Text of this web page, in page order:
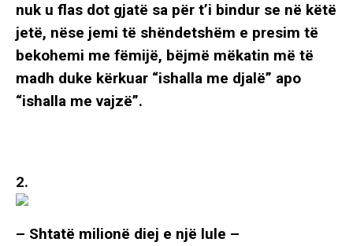
nuk u flas dot gjatë sa për t’i bindur se në këtë
jetë, nëse jemi të shëndetshëm e presim të
bekohemi me fëmijë, bëjmë mëkatin më të
madh duke kërkuar “ishalla me djalë” apo
“ishalla me vajzë”.
2.
– Shtatë milionë diej e një lule –